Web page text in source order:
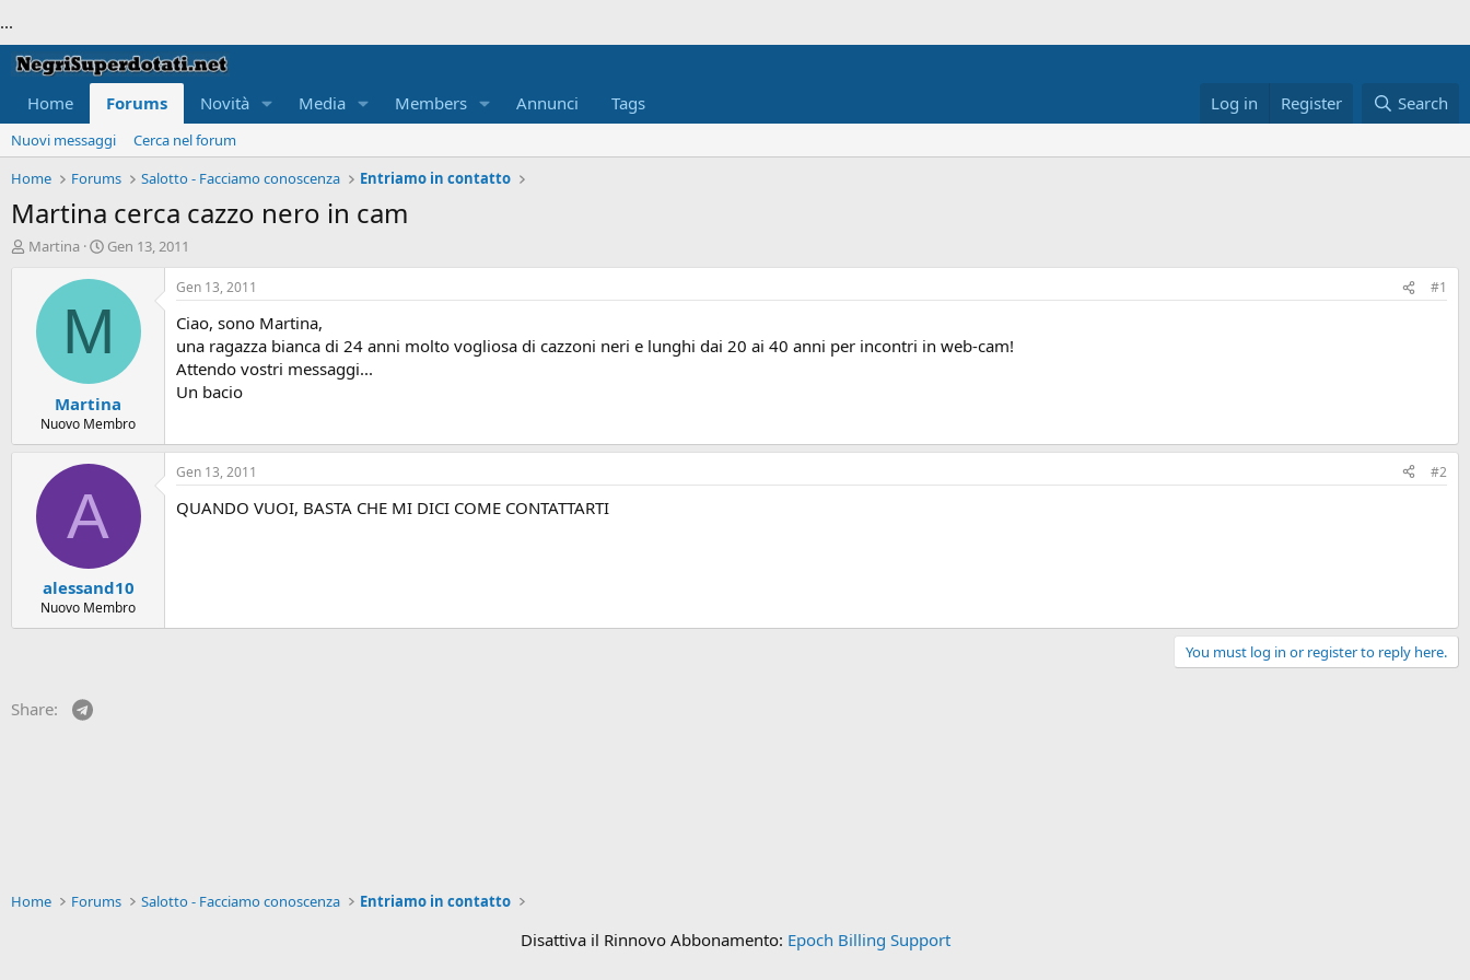
...
Home Forums Novità Media Members Annunci Tags Log in Register Search
Nuovi messaggi
Cerca nel forum
Home
Forums Salotto - Facciamo conoscenza Entriamo in contatto
Martina cerca cazzo nero in cam
T
t
Martina
S
a
t
e
Gen 13, 2011
M
Martina
Nuovo Membro
Gen 13, 2011 #1
Ciao, sono Martina,
una ragazza bianca di 24 anni molto vogliosa di cazzoni neri e lunghi dai 20 ai 40 anni per incontri in web-cam!
Attendo vostri messaggi...
Un bacio
A
alessand10
Nuovo Membro
Gen 13, 2011 #2
QUANDO VUOI, BASTA CHE MI DICI COME CONTATTARTI
You must log in or register to reply here.
Share:
Home Forums Salotto - Facciamo conoscenza Entriamo in contatto
Disattiva il Rinnovo Abbonamento: Epoch Billing Support